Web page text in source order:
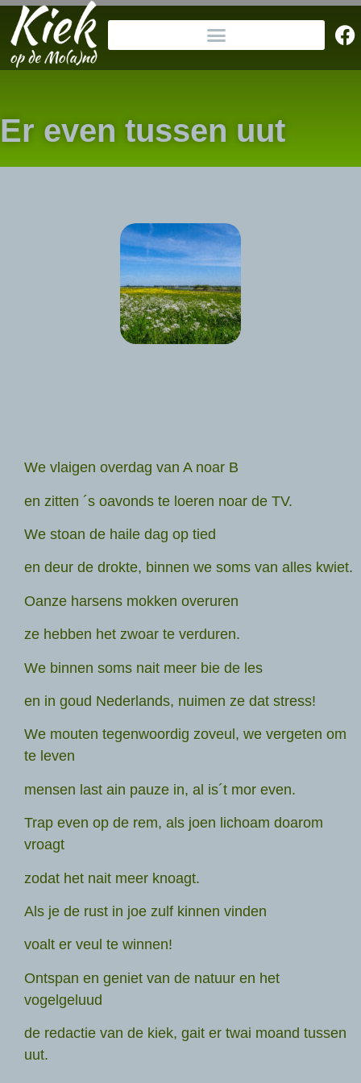
Er even tussen uut
We vlaigen overdag van A noar B
en zitten ´s oavonds te loeren noar de TV.
We stoan de haile dag op tied
en deur de drokte, binnen we soms van alles kwiet.
Oanze harsens mokken overuren
ze hebben het zwoar te verduren.
We binnen soms nait meer bie de les
en in goud Nederlands, nuimen ze dat stress!
We mouten tegenwoordig zoveul, we vergeten om
te leven
mensen last ain pauze in, al is´t mor even.
Trap even op de rem, als joen lichoam doarom
vroagt
zodat het nait meer knoagt.
Als je de rust in joe zulf kinnen vinden
voalt er veul te winnen!
Ontspan en geniet van de natuur en het
vogelgeluud
de redactie van de kiek, gait er twai moand tussen
uut.